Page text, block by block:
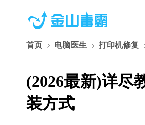
首页 电脑医生 打印机修复
(2026最新)详尽
装方式